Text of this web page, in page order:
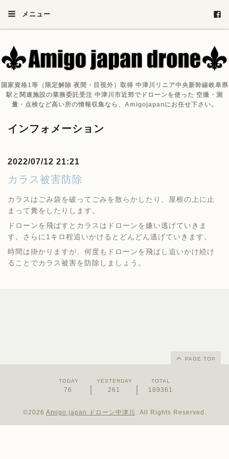
メニュー
国家資格1等（限定解除 夜間・目視外）取得 中津川リニア中央新幹線岐阜県
駅と関連施設の業務委託受注 中津川市近郊でドローンを使った 空撮・測
量・点検など高い所の情報収集なら、Amigojapanにお任せ下さい。
インフォメーション
2022/07/12 21:21
カラス被害防除
カラスはごみ袋を破ってごみを散らかしたり、屋根の上に止
まって糞をしたりします。
ドローンを飛ばすとカラスはドローンを嫌い逃げていきま
す。さらに1キロ程追いかけるとどんどん逃げていきます。
時間は掛かりますが、何度もドローンを飛ばし追いかけ続け
ることでカラス被害を防除しましょう。
PAGE TOP
TODAY
76
YESTERDAY
261
TOTAL
189361
©2026 Amigo japan ドローン中津川 . All Rights Reserved.